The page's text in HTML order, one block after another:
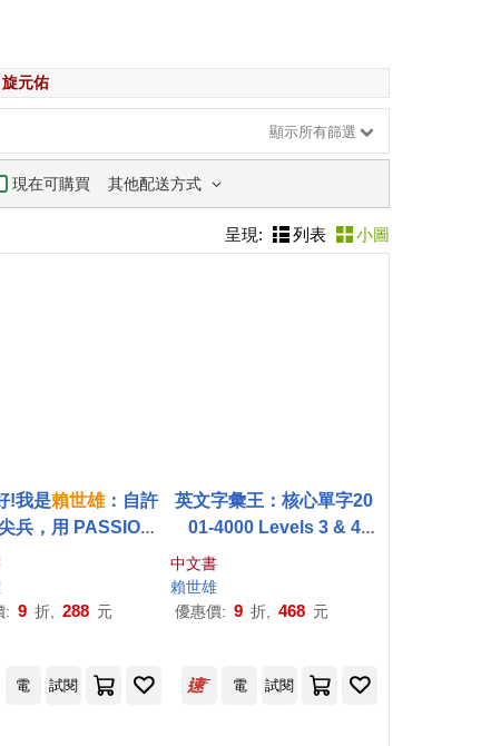
旋元佑
顯示所有篩選
現在可購買 其他配送方式
呈現: 列表 小圖
!我是賴世雄：自許
兵，用 PASSION
: 9 折, 288 元
英文字彙王：核心單字20
01-4000 Levels 3 & 4
【高效演練版】(附試題
本，加碼送半年免費數位
學習體驗)
中文書
賴世雄
優惠價: 9 折, 468 元
電 試閱 電 試閱